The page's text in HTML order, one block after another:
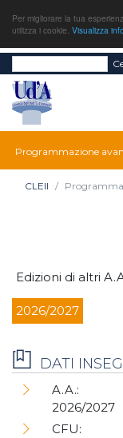
Per migliorare la tua
utilizza i cookie. Visualizza
Programmazione
CLEII
Edizioni di altri
2026/2027
DATI
A.A.:
2026/2027
CFU: